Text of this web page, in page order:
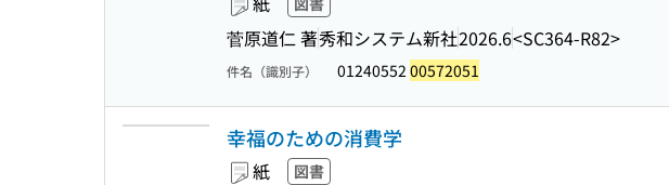
菅原道仁 著秀和システム新社2026.6<SC364-R82>
件名（識別子） 01240552 00572051
幸福のための消費学
紙 図書